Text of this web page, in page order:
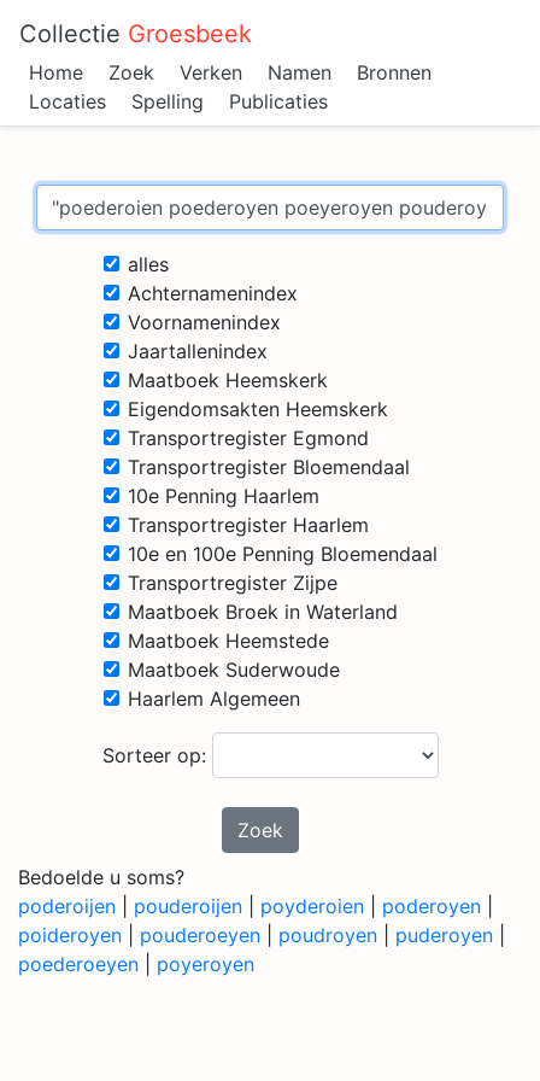
Collectie Groesbeek
Home Zoek Verken Namen
Bronnen
Locaties
Spelling Publicaties
alles
Achternamenindex
Voornamenindex
Jaartallenindex
Maatboek Heemskerk
Eigendomsakten Heemskerk
Transportregister Egmond
Transportregister Bloemendaal
10e Penning Haarlem
Transportregister Haarlem
10e en 100e Penning Bloemendaal
Transportregister Zijpe
Maatboek Broek in Waterland
Maatboek Heemstede
Maatboek Suderwoude
Haarlem Algemeen
Sorteer op:
Zoek
Bedoelde u soms?
poderoijen
pouderoijen poyderoien poderoyen
poideroyen
pouderoeyen poudroyen puderoyen
poederoeyen
poyeroyen